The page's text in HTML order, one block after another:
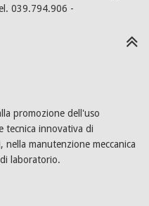
039.794.906 -
promozione dell'uso
tecnica innovativa di
nella manutenzione meccanica
laboratorio.